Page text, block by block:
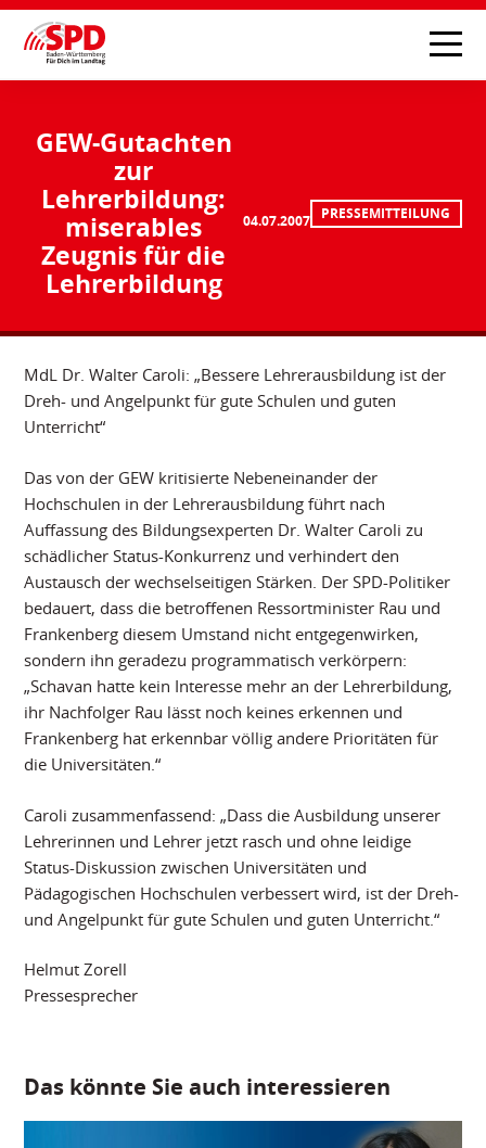
GEW-Gutachten
zur
Lehrerbildung:
miserables
Zeugnis für die
Lehrerbildung
04.07.2007 PRESSEMITTEILUNG
MdL Dr. Walter Caroli: „Bessere Lehrerausbildung ist der
Dreh- und Angelpunkt für gute Schulen und guten
Unterricht“
Das von der GEW kritisierte Nebeneinander der
Hochschulen in der Lehrerausbildung führt nach
Auffassung des Bildungsexperten Dr. Walter Caroli zu
schädlicher Status-Konkurrenz und verhindert den
Austausch der wechselseitigen Stärken. Der SPD-Politiker
bedauert, dass die betroffenen Ressortminister Rau und
Frankenberg diesem Umstand nicht entgegenwirken,
sondern ihn geradezu programmatisch verkörpern:
„Schavan hatte kein Interesse mehr an der Lehrerbildung,
ihr Nachfolger Rau lässt noch keines erkennen und
Frankenberg hat erkennbar völlig andere Prioritäten für
die Universitäten.“
Caroli zusammenfassend: „Dass die Ausbildung unserer
Lehrerinnen und Lehrer jetzt rasch und ohne leidige
Status-Diskussion zwischen Universitäten und
Pädagogischen Hochschulen verbessert wird, ist der Dreh-
und Angelpunkt für gute Schulen und guten Unterricht.“
Helmut Zorell
Pressesprecher
Das könnte Sie auch interessieren